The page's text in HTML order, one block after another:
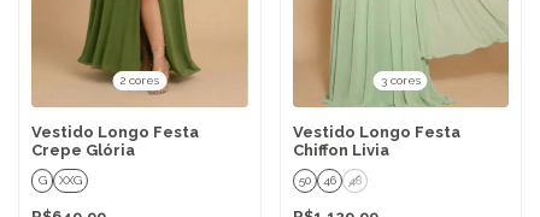
2 cores
Vestido Longo Festa
Crepe Glória
G XXG
3 cores
Vestido Longo Festa
Chiffon Livia
50 46 48